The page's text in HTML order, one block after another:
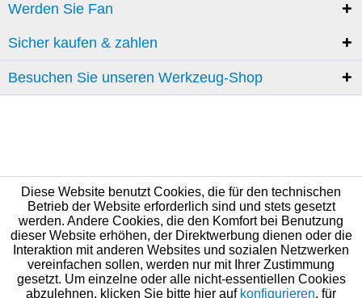
Werden Sie Fan
Sicher kaufen & zahlen
Besuchen Sie unseren Werkzeug-Shop
Diese Website benutzt Cookies, die für den technischen
Betrieb der Website erforderlich sind und stets gesetzt
werden. Andere Cookies, die den Komfort bei Benutzung
dieser Website erhöhen, der Direktwerbung dienen oder die
Interaktion mit anderen Websites und sozialen Netzwerken
vereinfachen sollen, werden nur mit Ihrer Zustimmung
gesetzt. Um einzelne oder alle nicht-essentiellen Cookies
abzulehnen, klicken Sie bitte hier auf konfigurieren, für